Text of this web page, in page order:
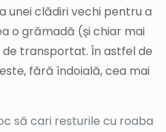
unei clădiri vechi pentru a
o grămadă (și chiar mai
transportat. În astfel de
fără îndoială, cea mai
să cari resturile cu roaba